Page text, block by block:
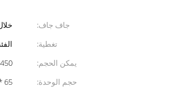
جاف جاف:
خلال 24
تغطية:
يمكن الحجم:
450 ملل / قطر 65 مم * السماكة 158 مم
حجم الوحدة:
65 * 200 ملم